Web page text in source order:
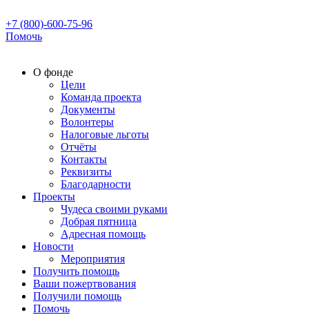
+7 (800)-600-75-96
Помочь
О фонде
Цели
Команда проекта
Документы
Волонтеры
Налоговые льготы
Отчёты
Контакты
Реквизиты
Благодарности
Проекты
Чудеса своими руками
Добрая пятница
Адресная помощь
Новости
Мероприятия
Получить помощь
Ваши пожертвования
Получили помощь
Помочь